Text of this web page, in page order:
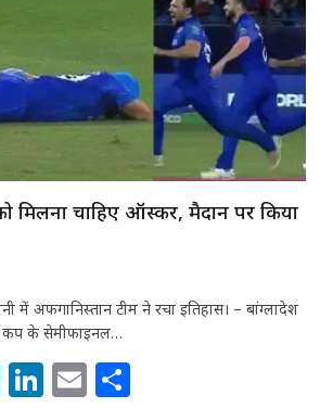
मिलना चाहिए ऑस्कर, मैदान पर किया
में अफगानिस्तान टीम ने रचा इतिहास। – बांग्लादेश
कप के सेमीफाइनल…
T Li E